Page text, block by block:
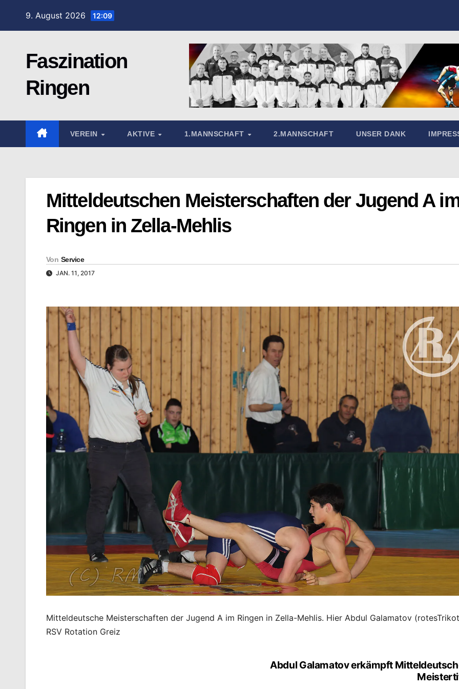
9. August 2026 12:09
Faszination
Ringen
VEREIN AKTIVE 1.MANNSCHAFT 2.MANNSCHAFT UNSER DANK
Mitteldeutschen Meisterschaften der Jugend A
Ringen in Zella-Mehlis
Von Service
JAN. 11, 2017
Mitteldeutsche Meisterschaften der Jugend A im Ringen in Zella-Mehlis. Hier Abdul Galamatov
RSV Rotation Greiz
Abdul Galamatov erkämpft